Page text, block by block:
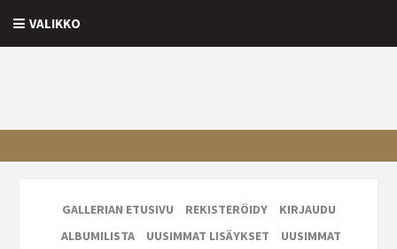
VALIKKO
GALLERIAN ETUSIVU REKISTERÖIDY
KIRJAUDU
ALBUMILISTA
UUSIMMAT LISÄYKSET
UUSIMMAT